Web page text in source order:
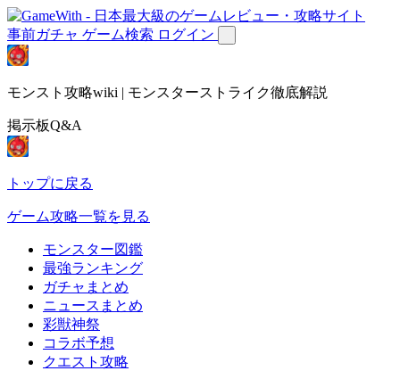
事前ガチャ ゲーム検索 ログイン
モンスト攻略wiki | モンスターストライク徹底解説
掲示板Q&A
トップに戻る
ゲーム攻略一覧を見る
モンスター図鑑
最強ランキング
ガチャまとめ
ニュースまとめ
彩獣神祭
コラボ予想
クエスト攻略